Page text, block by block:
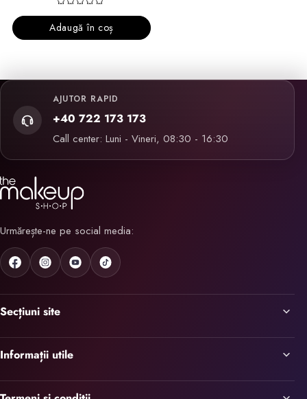
Adaugă în coș
AJUTOR RAPID
+40 722 173 173
Call center: Luni - Vineri, 08:30 - 16:30
Urmărește-ne pe social media:
Secțiuni site
Informații utile